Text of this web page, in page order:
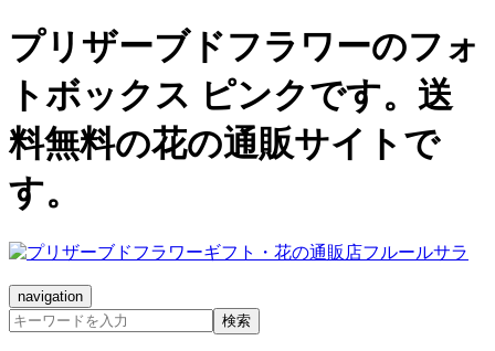
プリザーブドフラワーのフォ
トボックス ピンクです。送
料無料の花の通販サイトで
す。
navigation
検索